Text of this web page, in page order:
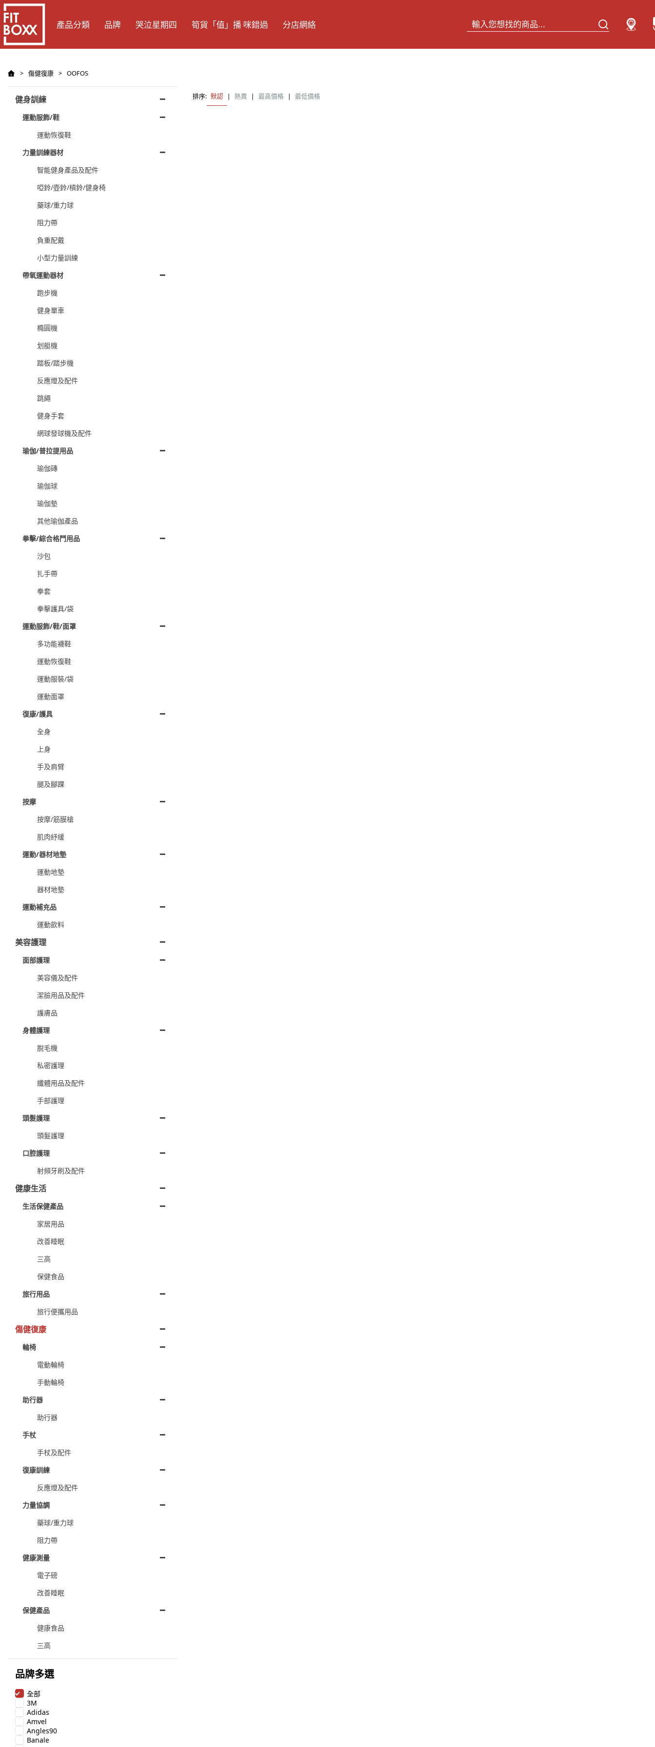
產品分類 品牌 哭泣星期四 筍貨「值」播 咪錯過 分店網絡
> 傷健復康 > OOFOS
健身訓練
運動服飾/鞋
運動恢復鞋
力量訓練器材
智能健身產品及配件
啞鈴/壺鈴/槓鈴/健身椅
藥球/重力球
阻力帶
負重配戴
小型力量訓練
帶氧運動器材
跑步機
健身單車
橢圓機
划艇機
踏板/踏步機
反應燈及配件
跳繩
健身手套
網球發球機及配件
瑜伽/普拉提用品
瑜伽磚
瑜伽球
瑜伽墊
其他瑜伽產品
拳擊/綜合格鬥用品
沙包
扎手帶
拳套
拳擊護具/袋
運動服飾/鞋/面罩
多功能襪鞋
運動恢復鞋
運動服裝/袋
運動面罩
復康/護具
全身
上身
手及肩臂
腿及腳踝
按摩
按摩/筋膜槍
肌肉紓緩
運動/器材地墊
運動地墊
器材地墊
運動補充品
運動飲料
美容護理
面部護理
美容儀及配件
潔臉用品及配件
護膚品
身體護理
脫毛機
私密護理
纖體用品及配件
手部護理
頭髮護理
頭髮護理
口腔護理
射頻牙刷及配件
健康生活
生活保健產品
家居用品
改善睡眠
三高
保健食品
旅行用品
旅行便攜用品
傷健復康
輪椅
電動輪椅
手動輪椅
助行器
助行器
手杖
手杖及配件
復康訓練
反應燈及配件
力量協調
藥球/重力球
阻力帶
健康測量
電子磅
改善睡眠
保健產品
健康食品
三高
品牌多選
全部
3M
Adidas
Amvel
Angles90
Banale
排序: 默認 | 熱賣 | 最高價格 | 最低價格